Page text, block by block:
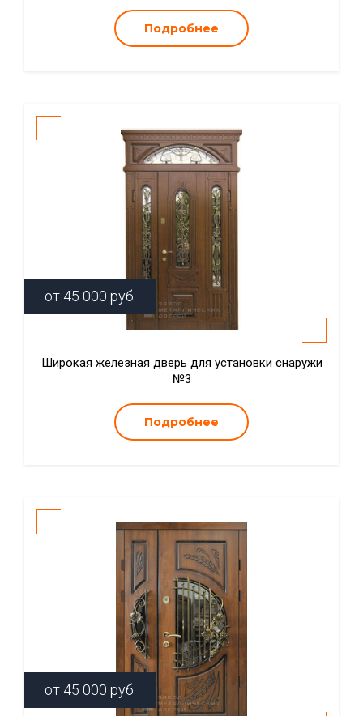
Подробнее
от 45 000 руб.
Широкая железная дверь для установки снаружи
№3
Подробнее
от 45 000 руб.